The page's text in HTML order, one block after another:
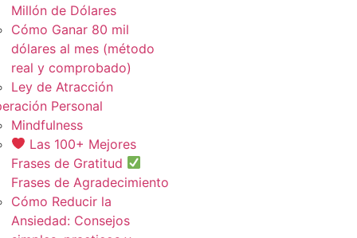
Millón de Dólares
Cómo Ganar 80 mil
dólares al mes (método
real y comprobado)
Ley de Atracción
Personal
Mindfulness
Las 100+ Mejores
Frases de Gratitud
Frases de Agradecimiento
Cómo Reducir la
Ansiedad: Consejos